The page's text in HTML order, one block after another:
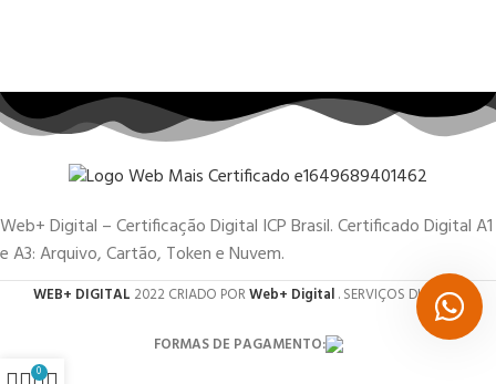
Web+ Digital – Certificação Digital ICP Brasil. Certificado Digital A1
e A3: Arquivo, Cartão, Token e Nuvem.
WEB+ DIGITAL 2022 CRIADO PORWeb+ Digital. SERVIÇOS DIGITAIS.
FORMAS DE PAGAMENTO:
0